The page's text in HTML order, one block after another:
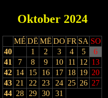
Oktober 2024
MÉ DË MË DO FR SA SO
40
1 2 3 4 5
6
41
7 8 9 10 11 12 13
42 14 15 16 17 18 19 20
43 21 22 23 24 25 26 27
44 28 29 30 31